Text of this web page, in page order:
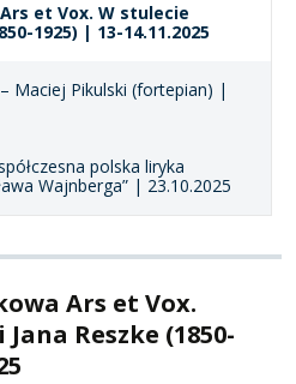
et Vox. W stulecie
1925) | 13-14.11.2025
Maciej Pikulski (fortepian) |
polska liryka
Wajnberga” | 23.10.2025
Ars et Vox.
Reszke (1850-